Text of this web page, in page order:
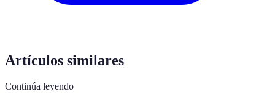
Artículos similares
Continúa leyendo